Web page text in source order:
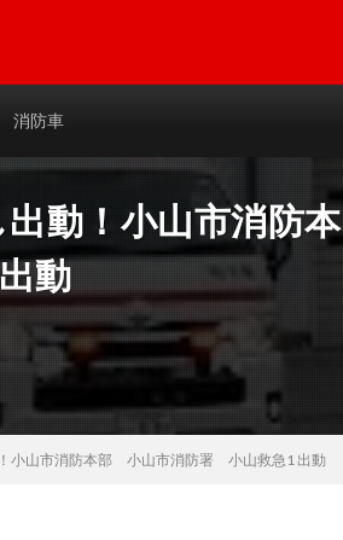
消防車
動！小山市消防本
動
！小山市消防本部 小山市消防署 小山救急1 出動